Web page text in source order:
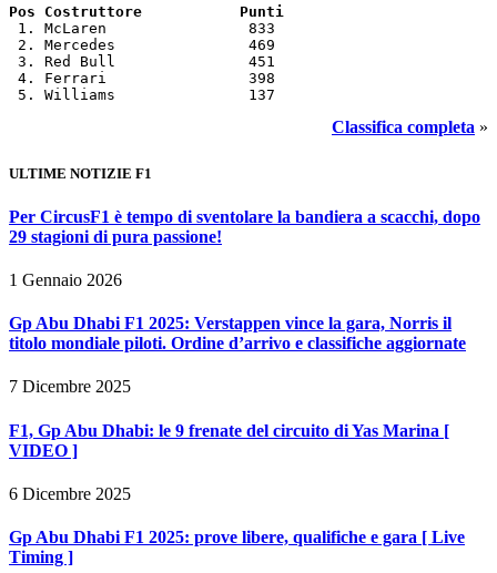
Pos Costruttore           Punti
1. McLaren                833
2. Mercedes               469
3. Red Bull               451
4. Ferrari                398
5. Williams               137
Classifica completa »
ULTIME NOTIZIE F1
Per CircusF1 è tempo di sventolare la bandiera a scacchi, dopo
29 stagioni di pura passione!
1 Gennaio 2026
Gp Abu Dhabi F1 2025: Verstappen vince la gara, Norris il
titolo mondiale piloti. Ordine d’arrivo e classifiche aggiornate
7 Dicembre 2025
F1, Gp Abu Dhabi: le 9 frenate del circuito di Yas Marina [
VIDEO ]
6 Dicembre 2025
Gp Abu Dhabi F1 2025: prove libere, qualifiche e gara [ Live
Timing ]